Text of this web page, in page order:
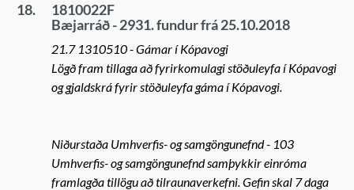
18.
1810022F
Bæjarráð - 2931. fundur frá 25.10.2018
21.7 1310510 - Gámar í Kópavogi
Lögð fram tillaga að fyrirkomulagi stöðuleyfa í Kópavogi
og gjaldskrá fyrir stöðuleyfa gáma í Kópavogi.
Niðurstaða Umhverfis- og samgöngunefnd - 103
Umhverfis- og samgöngunefnd samþykkir einróma
framlagða tillögu að tilraunaverkefni. Gefin skal 7 daga